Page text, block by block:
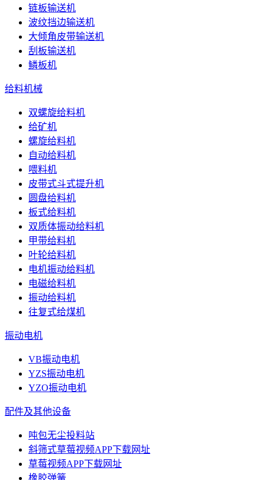
链板输送机
波纹挡边输送机
大倾角皮带输送机
刮板输送机
鳞板机
给料机械
双螺旋给料机
给矿机
螺旋给料机
自动给料机
喂料机
皮带式斗式提升机
圆盘给料机
板式给料机
双质体振动给料机
甲带给料机
叶轮给料机
电机振动给料机
电磁给料机
振动给料机
往复式给煤机
振动电机
VB振动电机
YZS振动电机
YZO振动电机
配件及其他设备
吨包无尘投料站
斜筛式草莓视频APP下载网址
草莓视频APP下载网址
橡胶弹簧